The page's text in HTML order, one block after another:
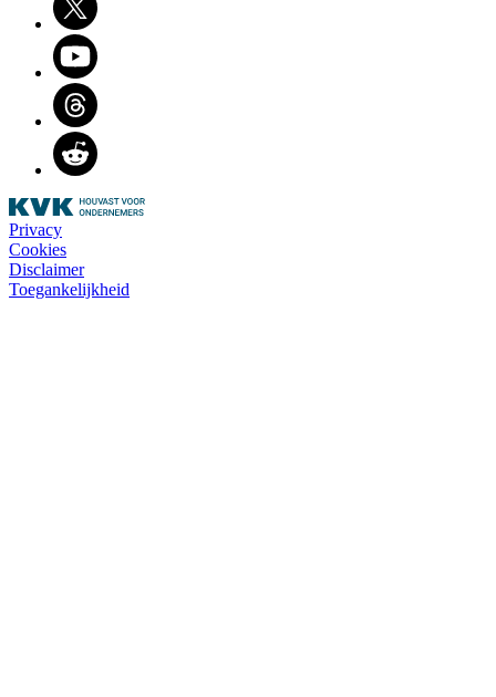
Youtube
Threads
Reddit
Privacy
Cookies
Disclaimer
Toegankelijkheid